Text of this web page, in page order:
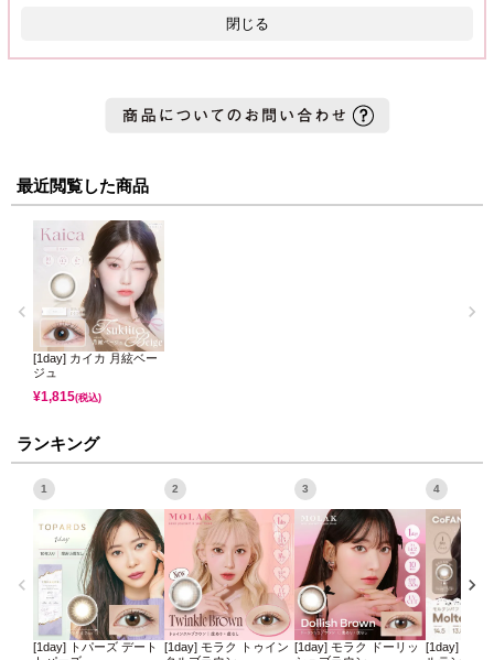
閉じる
最近閲覧した商品
[1day] カイカ 月絃ベー
ジュ
¥1,815(税込)
ランキング
1
[1day] トパーズ デート
2
[1day] モラク トゥイン
3
[1day] モラク ドーリッ
4
[1day] コフ